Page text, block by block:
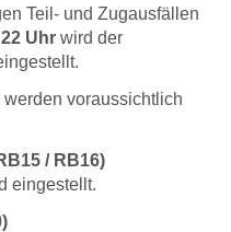
Teil- und Zugausfällen
Uhr wird der
voraussichtlich
/ RB16)
eingestellt.